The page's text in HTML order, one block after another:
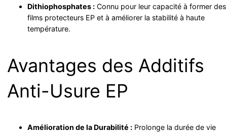
Dithiophosphates : Connu pour leur capacité à former des
films protecteurs EP et à améliorer la stabilité à haute
température.
Avantages des Additifs
Anti-Usure EP
Amélioration de la Durabilité : Prolonge la durée de vie